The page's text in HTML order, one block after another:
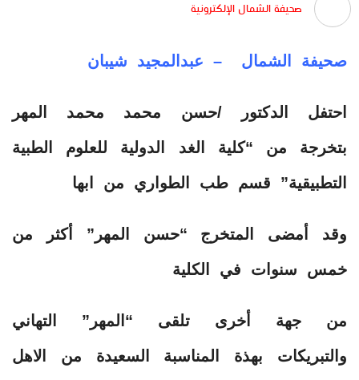
صحيفة الشمال الإلكترونية
صحيفة الشمال – عبدالمجيد شيبان
احتفل الدكتور /حسن محمد محمد المهر
بتخرجة من “كلية الغد الدولية للعلوم الطبية
التطبيقية” قسم طب الطواري من ابها
وقد أمضى المتخرج “حسن المهر” أكثر من
خمس سنوات في الكلية
من جهة أخرى تلقى “المهر” التهاني
والتبريكات بهذة المناسبة السعيدة من الاهل